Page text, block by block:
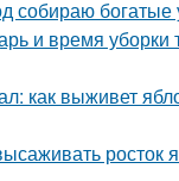
собираю богатые
и время
как выживет
росток